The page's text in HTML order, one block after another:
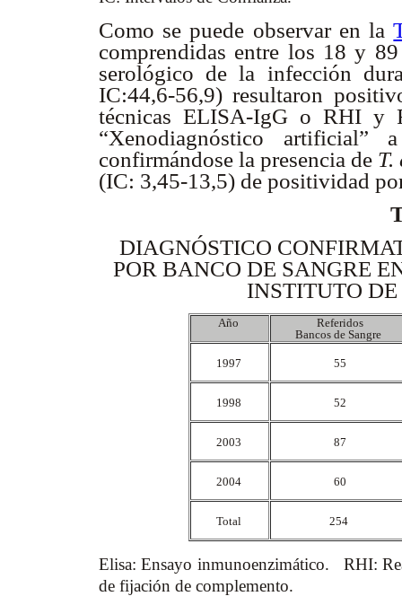
Como se puede observar en la
comprendidas entre los 18 y
serológico de la infección
IC:44,6-56,9) resultaron
técnicas ELISA-IgG o RHI y
“Xenodiagnóstico
confirmándose la presencia de T.
(IC: 3,45-13,5) de positividad
DIAGNÓSTICO
POR BANCO DE SANGRE
INSTITUTO
Año
Referidos
Bancos de Sangre
1997 55
1998 52
2003 87
2004 60
Total 254
Elisa: Ensayo inmunoenzimático. RHI:
de fijación de complemento.